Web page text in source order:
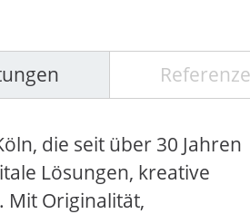
die seit über 30 Jahren
Lösungen, kreative
Mit Originalität,